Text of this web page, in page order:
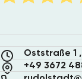
Über
Oststraße 1
+49 3672